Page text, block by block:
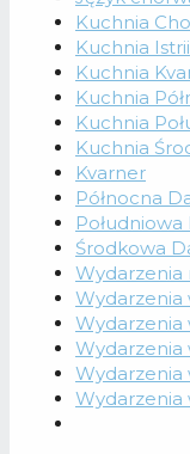
Kuchnia
Kuchnia Istrii
Kuchnia
Kuchnia
Kuchnia
Kuchnia
Kvarner
Północna
Środkowa
Wydarzenia
Wydarzenia
Wydarzenia
Wydarzenia
Wydarzenia
Wydarzenia